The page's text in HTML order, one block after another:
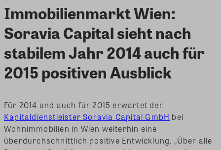
Immobilienmarkt Wien:
Soravia Capital sieht nach
stabilem Jahr 2014 auch für
2015 positiven Ausblick
Für 2014 und auch für 2015 erwartet der
Kapitaldienstleister Soravia Capital GmbH bei
Wohnimmobilien in Wien weiterhin eine
überdurchschnittlich positive Entwicklung. „Über alle